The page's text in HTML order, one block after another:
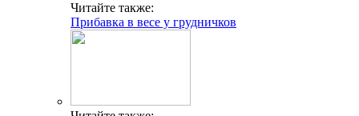
Читайте также:
Прибавка в весе у грудничков